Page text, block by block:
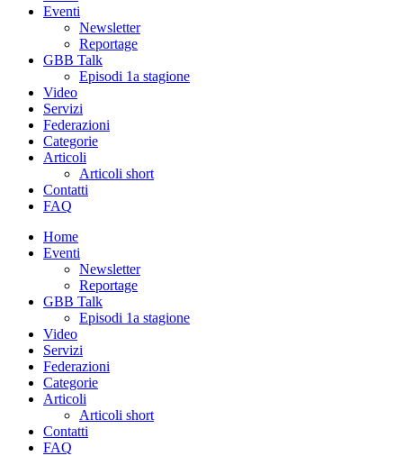
Eventi
Newsletter
Reportage
GBB Talk
Episodi 1a stagione
Video
Servizi
Federazioni
Categorie
Articoli
Articoli short
Contatti
FAQ
Home
Eventi
Newsletter
Reportage
GBB Talk
Episodi 1a stagione
Video
Servizi
Federazioni
Categorie
Articoli
Articoli short
Contatti
FAQ